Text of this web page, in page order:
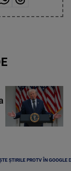
ȘTIRILE PROTV ÎN GOOGLE